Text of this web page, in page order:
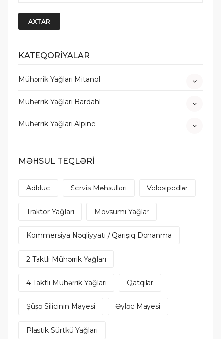
AXTAR
KATEQORİYALAR
Mühərrik Yağları Mitanol
Mühərrik Yağları Bardahl
Mühərrik Yağları Alpine
MƏHSUL TEQLƏRİ
Adblue Servis Məhsulları Velosipedlər
Traktor Yağları Mövsümi Yağlar
Kommersiya Nəqliyyatı / Qarışıq Donanma
2 Taktlı Mühərrik Yağları
4 Taktlı Mühərrik Yağları Qatqılar
Şüşə Silicinin Mayesi Əyləc Mayesi
Plastik Sürtkü Yağları